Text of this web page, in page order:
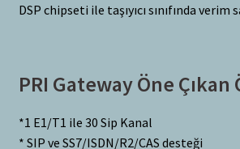
DSP chipseti ile taşıyıcı sınıfında verim
PRI Gateway Öne
*1 E1/T1 ile 30 Sip Kanal
* SIP ve SS7/ISDN/R2/CAS desteği